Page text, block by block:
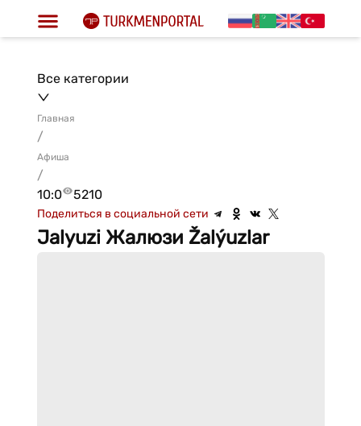
Все категории
Главная
/
Афиша
/
10:0
5210
Поделиться в социальной сети
Jalyuzi Жалюзи Žalýuzlar